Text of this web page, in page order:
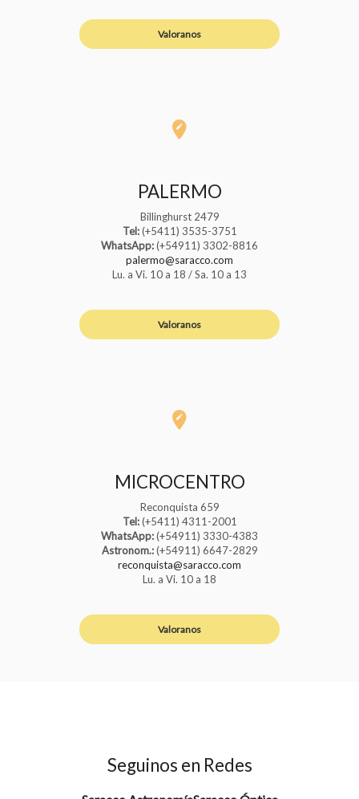
Valoranos
PALERMO
Billinghurst 2479
Tel:(+5411) 3535-3751
WhatsApp:(+54911) 3302-8816
palermo@saracco.com
Lu. a Vi. 10 a 18 / Sa. 10 a 13
Valoranos
MICROCENTRO
Reconquista 659
Tel:(+5411) 4311-2001
WhatsApp:(+54911) 3330-4383
Astronom.:(+54911) 6647-2829
reconquista@saracco.com
Lu. a Vi. 10 a 18
Valoranos
Seguinos en Redes